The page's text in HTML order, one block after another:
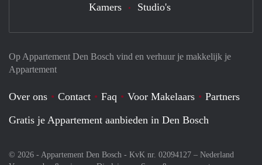
Op Appartement Den Bosch vind en verhuur je makkelijk je
Appartement
Over ons Contact Faq Voor Makelaars
Partners
Gratis je Appartement aanbieden in Den Bosch
© 2026 - Appartement Den Bosch - KvK nr. 02094127 – Nederland
Kamers Studio's